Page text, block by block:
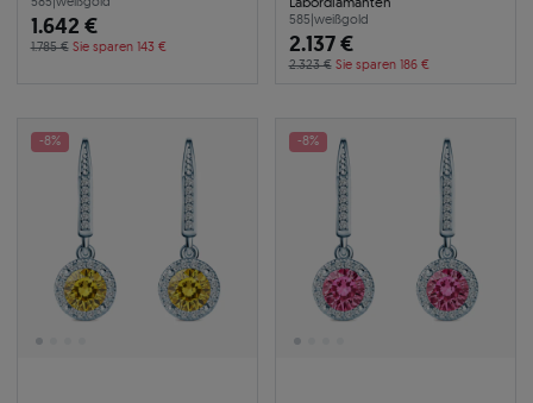
1.642 €
1.785 € Sie sparen 143 €
585|weißgold
2.137 €
2.323 € Sie sparen 186 €
-8% -8%